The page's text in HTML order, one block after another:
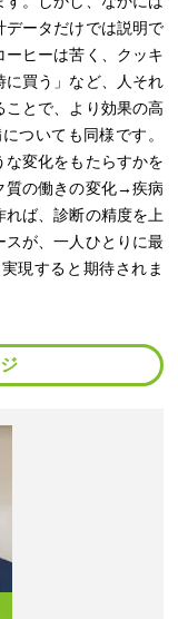
データだけでは説明で
ーヒーは苦く、クッキ
に買う」など、人それ
ことで、より効果の高
ついても同様です。
な変化をもたらすかを
質の働きの変化→疾病
れば、診断の精度を上
スが、一人ひとりに最
現すると期待されま